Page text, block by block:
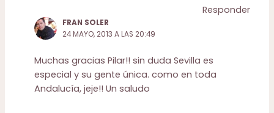
Responder
FRAN SOLER
24 MAYO, 2013 A LAS 20:49
Muchas gracias Pilar!! sin duda Sevilla es
especial y su gente única. como en toda
Andalucía, jeje!! Un saludo